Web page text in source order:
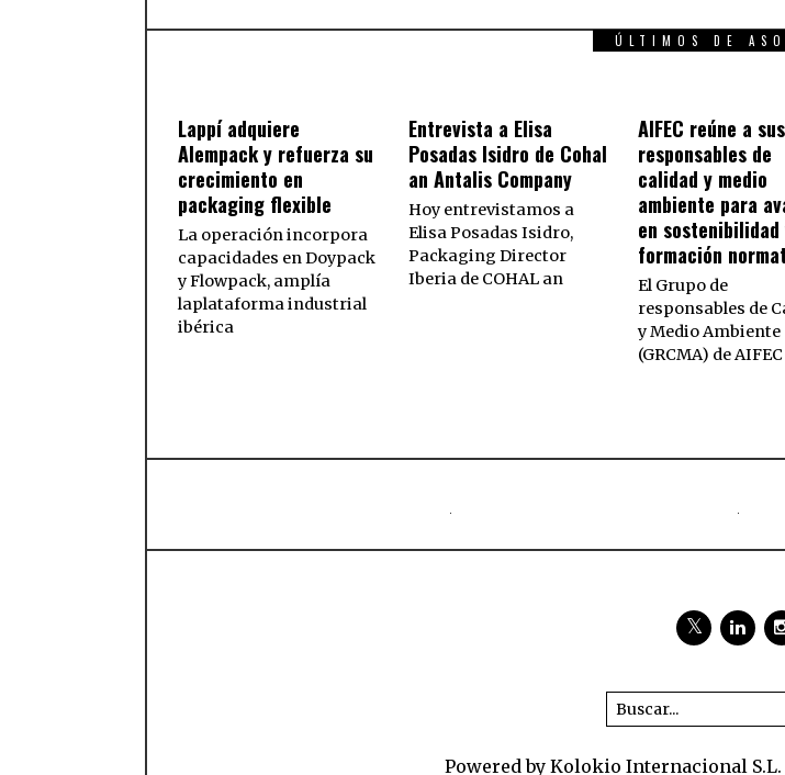
ÚLTIMOS DE
Lappí adquiere
Alempack y refuerza su
crecimiento en
packaging flexible
La operación incorpora
capacidades en Doypack
y Flowpack, amplía
laplataforma industrial
ibérica
Entrevista a Elisa
Posadas Isidro de Cohal
an Antalis Company
Hoy entrevistamos a
Elisa Posadas Isidro,
Packaging Director
Iberia de COHAL an
AIFEC reúne a sus
responsables de
calidad y medio
ambiente para
en sostenibilidad
formación
El Grupo de
responsables de
y Medio Ambiente
(GRCMA) de AIFEC
Powered by Kolokio Internacional